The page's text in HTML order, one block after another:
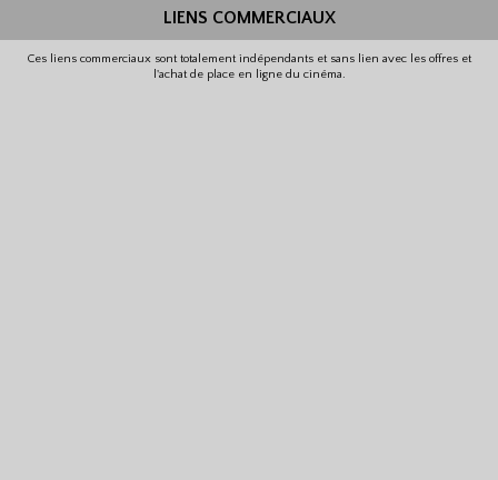
LIENS COMMERCIAUX
Ces liens commerciaux sont totalement indépendants et sans lien avec les offres et
l'achat de place en ligne du cinéma.